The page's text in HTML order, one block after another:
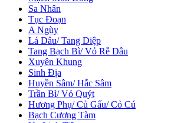
Sa Nhân
Tục Đoạn
A Ngùy
Lá Dâu/ Tang Diệp
Tang Bạch Bì/ Vỏ Rễ Dâu
Xuyên Khung
Sinh Địa
Huyền Sâm/ Hắc Sâm
Trần Bì/ Vỏ Quýt
Hương Phụ/ Củ Gấu/ Cỏ Cú
Bạch Cương Tàm